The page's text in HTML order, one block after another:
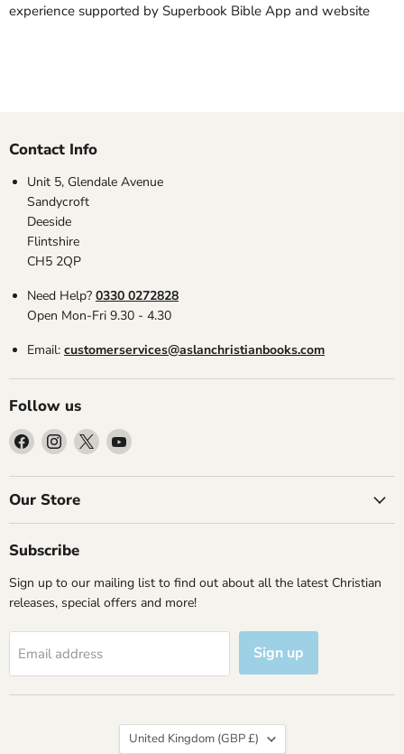
experience supported by Superbook Bible App and website
Contact Info
Unit 5, Glendale Avenue
Sandycroft
Deeside
Flintshire
CH5 2QP
Need Help? 0330 0272828
Open Mon-Fri 9.30 - 4.30
Email: customerservices@aslanchristianbooks.com
Follow us
Find
us
on
Facebook
Find
us
on
Instagram
Find
us
on
Find
on
Our Store
Subscribe
Sign up to our mailing list to find out about all the latest Christian
releases, special offers and more!
Email address Sign up
Country
United Kingdom (GBP £)